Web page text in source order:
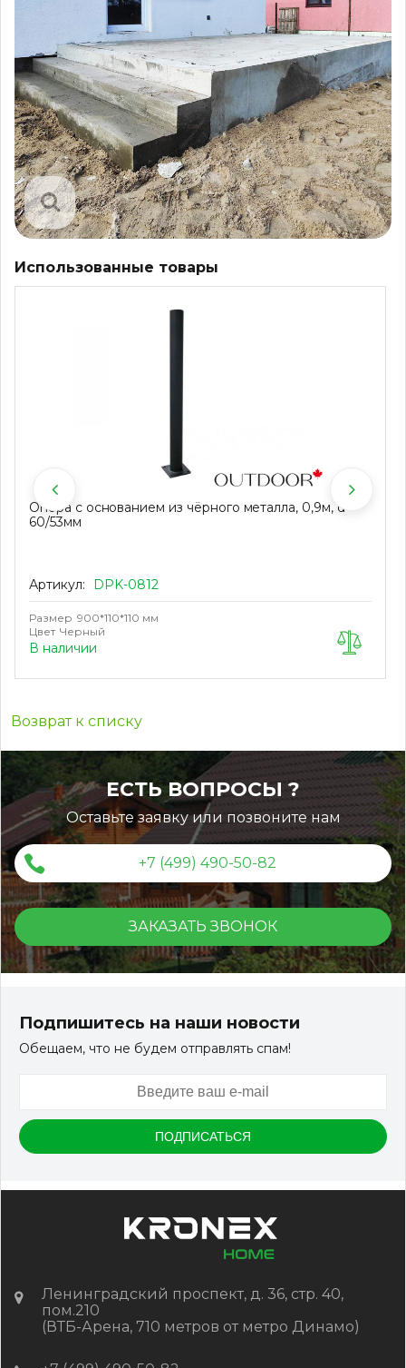
Использованные товары
Опора с основанием из чёрного металла, 0,9м, d
60/53мм
Артикул: DPK-0812
Размер 900*110*110 мм
Цвет Черный
В наличии
Возврат к списку
ЕСТЬ ВОПРОСЫ ?
Оставьте заявку или позвоните нам
+7 (499) 490-50-82
ЗАКАЗАТЬ ЗВОНОК
Подпишитесь на наши новости
Обещаем, что не будем отправлять спам!
Ленинградский проспект, д. 36, стр. 40,
пом.210
(ВТБ-Арена, 710 метров от метро Динамо)